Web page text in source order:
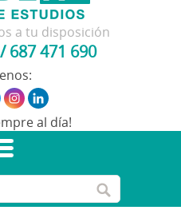
a tu disposición
687 471 690
al día!